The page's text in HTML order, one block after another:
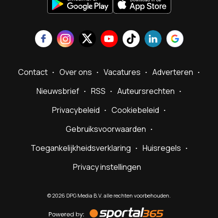
Contact Over ons Vacatures
Adverteren
Nieuwsbrief
RSS
Auteursrechten
Privacybeleid
Cookiebeleid
Gebruiksvoorwaarden
Toegankelijkheidsverklaring
Huisregels
Privacy instellingen
©2026 DPG Media B.V. alle rechten voorbehouden.
by